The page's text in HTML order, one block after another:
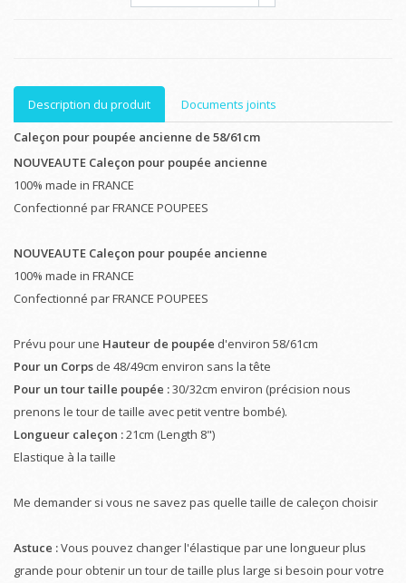
Description du produit
Documents joints
Caleçon pour poupée ancienne de 58/61cm
NOUVEAUTE Caleçon pour poupée ancienne
100% made in FRANCE
Confectionné par FRANCE POUPEES
NOUVEAUTE Caleçon pour poupée ancienne
100% made in FRANCE
Confectionné par FRANCE POUPEES
Prévu pour une Hauteur de poupée d'environ 58/61cm
Pour un Corps de 48/49cm environ sans la tête
Pour un tour taille poupée :30/32cm environ (précision nous
prenons le tour de taille avec petit ventre bombé).
Longueur caleçon :21cm (Length 8")
Elastique à la taille
Me demander si vous ne savez pas quelle taille de caleçon choisir
Astuce :Vous pouvez changer l'élastique par une longueur plus
grande pour obtenir un tour de taille plus large si besoin pour votre